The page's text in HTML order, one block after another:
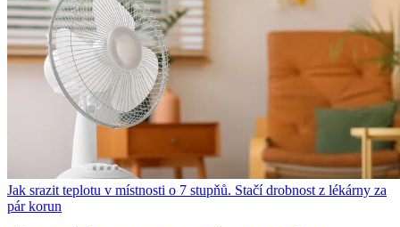
Jak srazit teplotu v místnosti o 7 stupňů. Stačí drobnost z lékárny za
pár korun